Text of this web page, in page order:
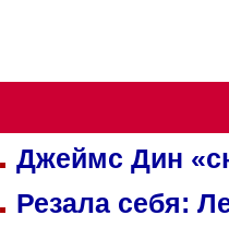
Джеймс Дин
Резала себя: